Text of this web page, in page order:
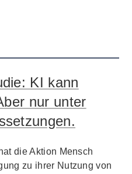
KI kann
nur unter
die Aktion Mensch
zu ihrer Nutzung von